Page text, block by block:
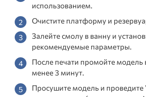
использованием.
Очистите платформу и
Залейте смолу в ванну и
рекомендуемые параметры.
После печати промойте модель
менее 3 минут.
Просушите модель и